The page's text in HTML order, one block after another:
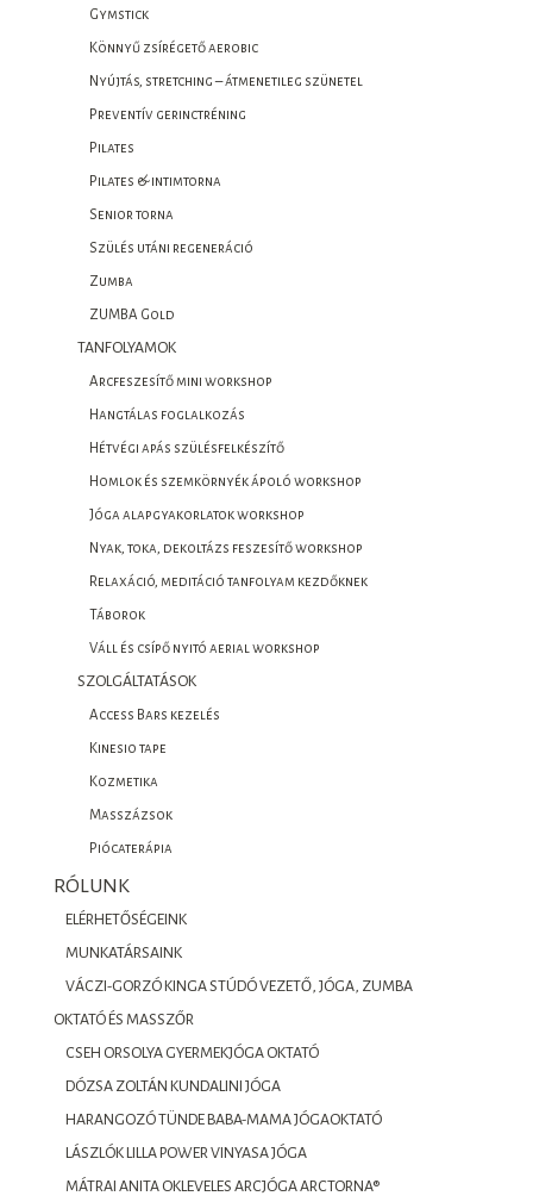
Gymstick
Könnyű zsírégető aerobic
Nyújtás, stretching – átmenetileg szünetel
Preventív gerinctréning
Pilates
Pilates & intimtorna
Senior torna
Szülés utáni regeneráció
Zumba
ZUMBA Gold
TANFOLYAMOK
Arcfeszesítő mini workshop
Hangtálas foglalkozás
Hétvégi apás szülésfelkészítő
Homlok és szemkörnyék ápoló workshop
Jóga alapgyakorlatok workshop
Nyak, toka, dekoltázs feszesítő workshop
Relaxáció, meditáció tanfolyam kezdőknek
Táborok
Váll és csípő nyitó aerial workshop
SZOLGÁLTATÁSOK
Access Bars kezelés
Kinesio tape
Kozmetika
Masszázsok
Piócaterápia
RÓLUNK
ELÉRHETŐSÉGEINK
MUNKATÁRSAINK
VÁCZI-GORZÓ KINGA STÚDÓ VEZETŐ, JÓGA, ZUMBA
OKTATÓ ÉS MASSZŐR
CSEH ORSOLYA GYERMEKJÓGA OKTATÓ
DÓZSA ZOLTÁN KUNDALINI JÓGA
HARANGOZÓ TÜNDE BABA-MAMA JÓGAOKTATÓ
LÁSZLÓK LILLA POWER VINYASA JÓGA
MÁTRAI ANITA OKLEVELES ARCJÓGA ARCTORNA®